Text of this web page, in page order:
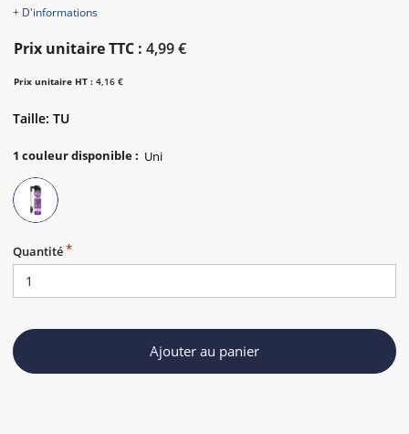
+ D'informations
Prix unitaire TTC : 4,99 €
Prix unitaire HT : 4,16 €
Taille: TU
1 couleur disponible:
Quantité
Ajouter au panier